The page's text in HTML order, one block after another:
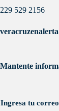
229 529 2156
Mantente
Ingresa tu correo